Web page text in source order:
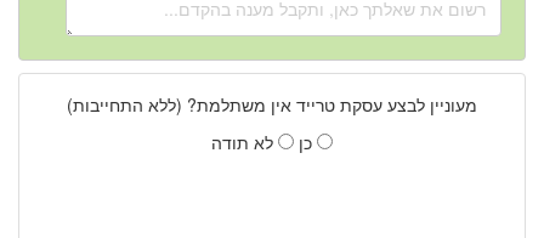
מעוניין לבצע עסקת טרייד אין משתלמת? (ללא התחייבות)
כן
לא תודה